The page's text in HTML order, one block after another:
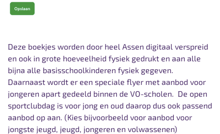
Deze boekjes worden door heel Assen digitaal verspreid
en ook in grote hoeveelheid fysiek gedrukt en aan alle
bijna alle basisschoolkinderen fysiek gegeven.
Daarnaast wordt er een speciale flyer met aanbod voor
jongeren apart gedeeld binnen de VO-scholen. De open
sportclubdag is voor jong en oud daarop dus ook passend
aanbod op aan. (Kies bijvoorbeeld voor aanbod voor
jongste jeugd, jeugd, jongeren en volwassenen)